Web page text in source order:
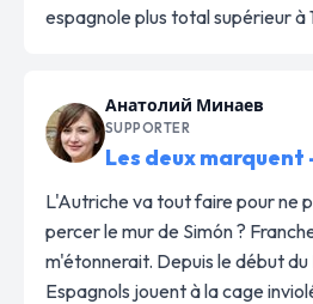
espagnole plus total supérieur à
Анатолий Минаев
SUPPORTER
Les deux marquent
L'Autriche va tout faire pour ne
percer le mur de Simón ?
m'étonnerait. Depuis le début du
Espagnols jouent à la cage